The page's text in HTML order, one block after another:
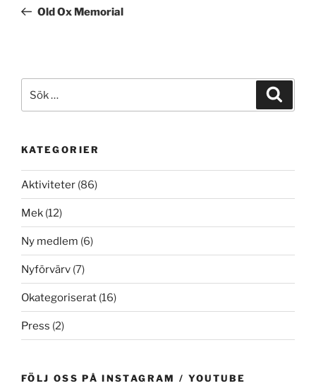
inläggOld Ox Memorial
efter:
KATEGORIER
Aktiviteter (86)
Mek (12)
Ny medlem (6)
Nyförvärv (7)
Okategoriserat (16)
Press (2)
FÖLJ OSS PÅ INSTAGRAM / YOUTUBE